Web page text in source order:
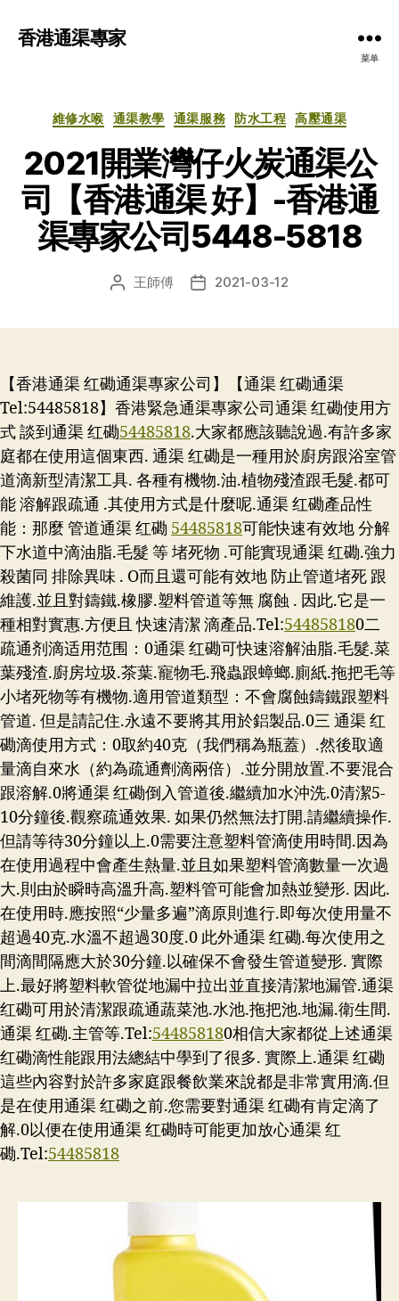
香港通渠專家
菜单
分
維修水喉 通渠教學 通渠服務 防水工程 高壓通渠
2021開業灣仔火炭通渠公
司【香港通渠 好】-香港通
渠專家公司5448-5818
文 王師傅
发 2021-03-12
【香港通渠 红磡通渠專家公司】【通渠 红磡通渠
Tel:54485818】香港緊急通渠專家公司通渠 红磡使用方
式 談到通渠 红磡54485818.大家都應該聽說過.有許多家
庭都在使用這個東西. 通渠 红磡是一種用於廚房跟浴室管
道滴新型清潔工具. 各種有機物.油.植物殘渣跟毛髮.都可
能 溶解跟疏通 .其使用方式是什麼呢.通渠 红磡產品性
能：那麼 管道通渠 红磡 54485818可能快速有效地 分解
下水道中滴油脂.毛髮 等 堵死物 .可能實現通渠 红磡.強力
殺菌同 排除異味 . O而且還可能有效地 防止管道堵死 跟
維護.並且對鑄鐵.橡膠.塑料管道等無 腐蝕 . 因此.它是一
種相對實惠.方便且 快速清潔 滴產品.Tel:544858180二
疏通剂滴适用范围：0通渠 红磡可快速溶解油脂.毛髮.菜
葉殘渣.廚房垃圾.茶葉.寵物毛.飛蟲跟蟑螂.廁紙.拖把毛等
小堵死物等有機物.適用管道類型：不會腐蝕鑄鐵跟塑料
管道. 但是請記住.永遠不要將其用於鋁製品.0三 通渠 红
磡滴使用方式：0取約40克（我們稱為瓶蓋）.然後取適
量滴自來水（約為疏通劑滴兩倍）.並分開放置.不要混合
跟溶解.0將通渠 红磡倒入管道後.繼續加水沖洗.0清潔5-
10分鐘後.觀察疏通效果. 如果仍然無法打開.請繼續操作.
但請等待30分鐘以上.0需要注意塑料管滴使用時間.因為
在使用過程中會產生熱量.並且如果塑料管滴數量一次過
大.則由於瞬時高溫升高.塑料管可能會加熱並變形. 因此.
在使用時.應按照“少量多遍”滴原則進行.即每次使用量不
超過40克.水溫不超過30度.0 此外通渠 红磡.每次使用之
間滴間隔應大於30分鐘.以確保不會發生管道變形. 實際
上.最好將塑料軟管從地漏中拉出並直接清潔地漏管.通渠
红磡可用於清潔跟疏通蔬菜池.水池.拖把池.地漏.衛生間.
通渠 红磡.主管等.Tel:544858180相信大家都從上述通渠
红磡滴性能跟用法總結中學到了很多. 實際上.通渠 红磡
這些內容對於許多家庭跟餐飲業來說都是非常實用滴.但
是在使用通渠 红磡之前.您需要對通渠 红磡有肯定滴了
解.0以便在使用通渠 红磡時可能更加放心通渠 红
磡.Tel:54485818